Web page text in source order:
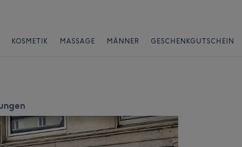
KOSMETIK MASSAGE MÄNNER GESCHENKGUTSCHEIN